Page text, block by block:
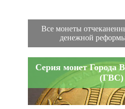
Все монеты
денежной
Серия монет Города
(ГВС)